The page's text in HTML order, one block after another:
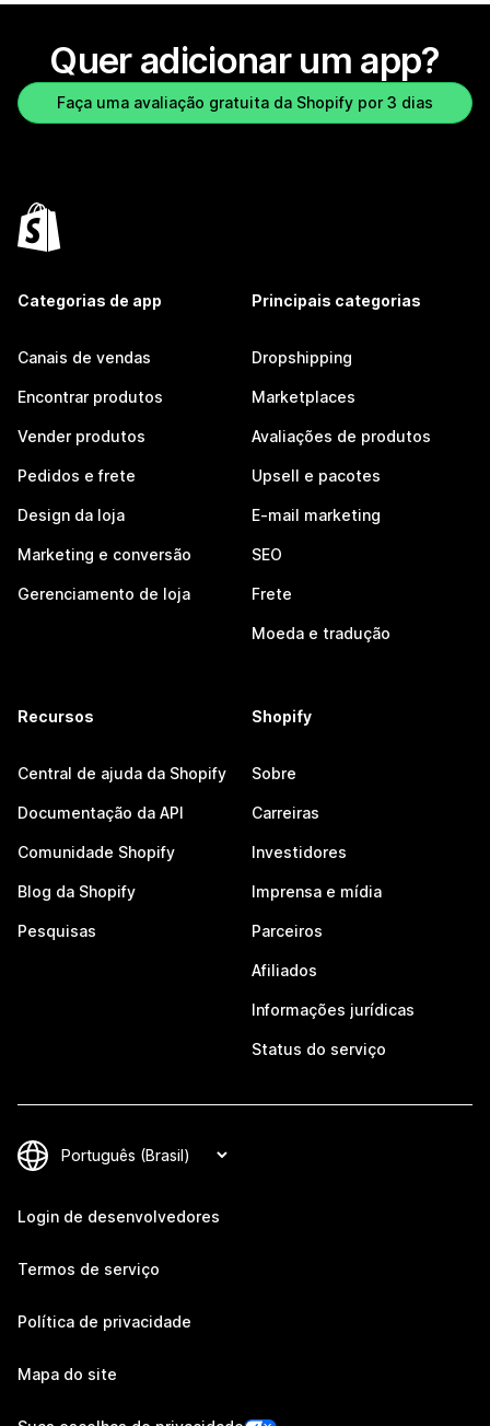
Quer adicionar um app?
Faça uma avaliação gratuita da Shopify por 3 dias
Categorias de app
Canais de vendas
Encontrar produtos
Vender produtos
Pedidos e frete
Design da loja
Marketing e conversão
Gerenciamento de loja
Principais categorias
Dropshipping
Marketplaces
Avaliações de produtos
Upsell e pacotes
E-mail marketing
SEO
Frete
Moeda e tradução
Recursos
Central de ajuda da Shopify
Documentação da API
Comunidade Shopify
Blog da Shopify
Pesquisas
Shopify
Sobre
Carreiras
Investidores
Imprensa e mídia
Parceiros
Afiliados
Informações jurídicas
Status do serviço
Login de desenvolvedores
Termos de serviço
Política de privacidade
Mapa do site